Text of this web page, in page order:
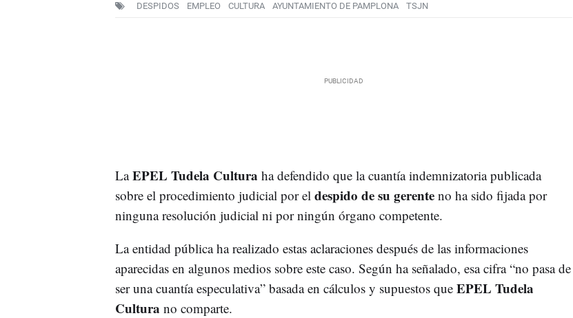
DESPIDOS EMPLEO CULTURA AYUNTAMIENTO DE PAMPLONA TSJN
LaEPEL Tudela Cultura ha defendido que la cuantía indemnizatoria publicada
sobre el procedimiento judicial por el despido de su gerenteno ha sido fijada por
ninguna resolución judicial ni por ningún órgano competente.
La entidad pública ha realizado estas aclaraciones después de las informaciones
aparecidas en algunos medios sobre este caso. Según ha señalado, esa cifra “no pasa de
ser una cuantía especulativa” basada en cálculos y supuestos que EPEL Tudela
Cultura no comparte.